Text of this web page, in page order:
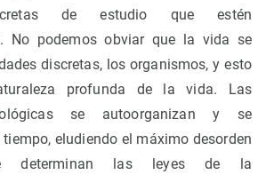
de estudio que estén
No podemos obviar que la vida se
discretas, los organismos, y esto
profunda de la vida. Las
se autoorganizan y se
eludiendo el máximo desorden
determinan las leyes de la